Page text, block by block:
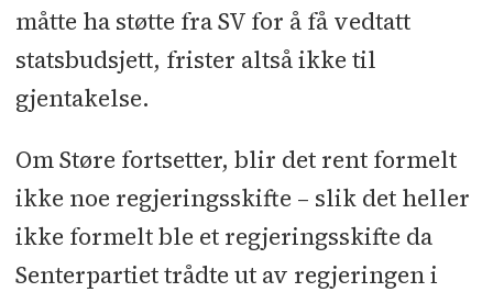
måtte ha støtte fra SV for å få vedtatt
statsbudsjett, frister altså ikke til
gjentakelse.
Om Støre fortsetter, blir det rent formelt
ikke noe regjeringsskifte – slik det heller
ikke formelt ble et regjeringsskifte da
Senterpartiet trådte ut av regjeringen i